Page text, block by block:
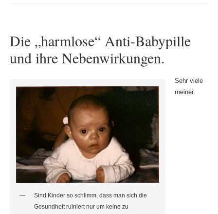
Die „harmlose“ Anti-Babypille
und ihre Nebenwirkungen.
Sind Kinder so schlimm, dass man sich die
Gesundheit ruiniert nur um keine zu
Sehr viele
meiner